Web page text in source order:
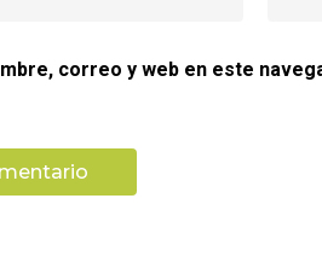
correo y web en este